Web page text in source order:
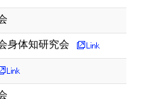
身体知研究会